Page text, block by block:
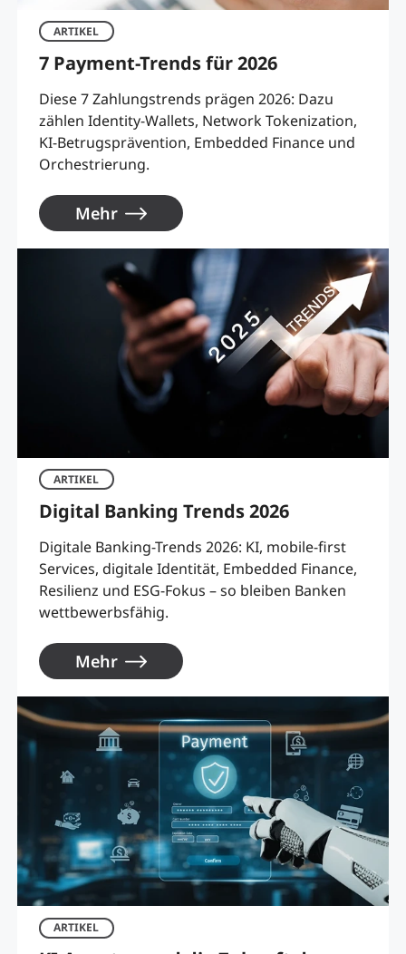
ARTIKEL
7 Payment-Trends für 2026
Diese 7 Zahlungstrends prägen 2026: Dazu
zählen Identity-Wallets, Network Tokenization,
KI-Betrugsprävention, Embedded Finance und
Orchestrierung.
Mehr
ARTIKEL
Digital Banking Trends 2026
Digitale Banking-Trends 2026: KI, mobile-first
Services, digitale Identität, Embedded Finance,
Resilienz und ESG-Fokus – so bleiben Banken
wettbewerbsfähig.
Mehr
ARTIKEL